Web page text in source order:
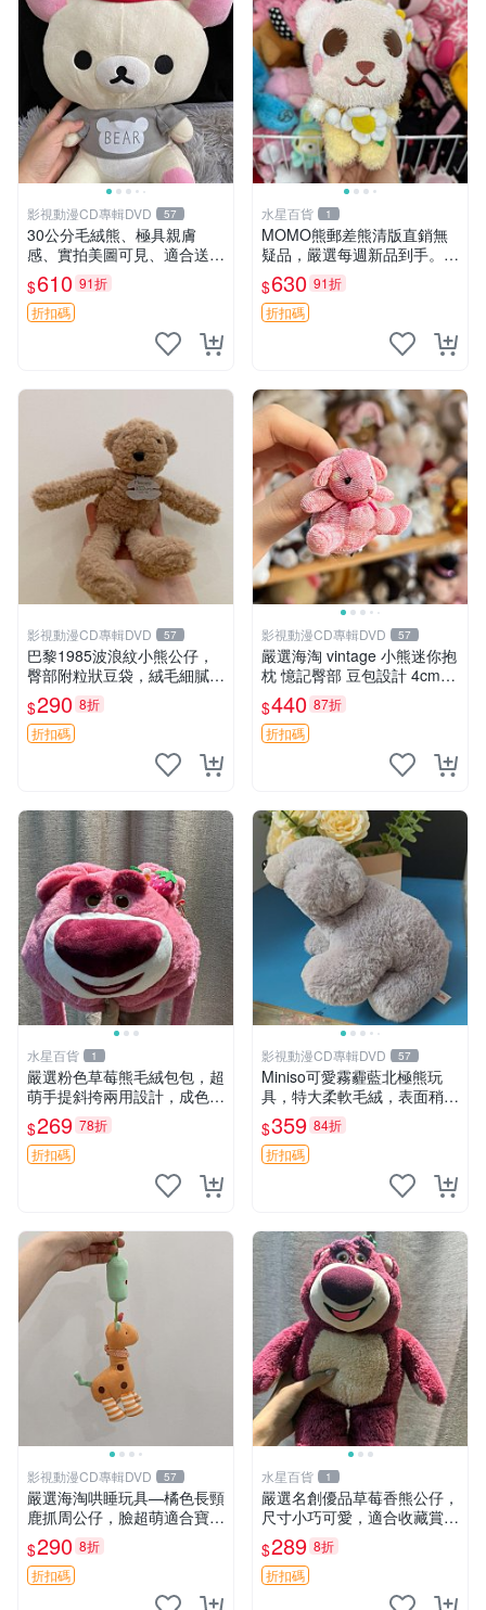
影視動漫CD專輯DVD 57
30公分毛絨熊、極具親膚
感、實拍美圖可見、適合送禮
收藏 毛絨熊 送禮 熊抱
$610 91折
折扣碼
水星百貨 1
MOMO熊郵差熊清版直銷無
疑品，嚴選每週新品到手。紅
薯啵啵鮮果間 郵差熊 清版 紅
薯啵啵間
$630 91折
折扣碼
影視動漫CD專輯DVD 57
巴黎1985波浪紋小熊公仔，
臀部附粒狀豆袋，絨毛細膩臉
部可愛，中古嚴選推薦 小熊
公仔 豆袋
$290 8折
折扣碼
影視動漫CD專輯DVD 57
嚴選海淘 vintage 小熊迷你抱
枕 憶記臀部 豆包設計 4cm
高 推薦收藏 迷你豆包小熊、
高臀部、豆袋抱枕
$440 87折
折扣碼
水星百貨 1
嚴選粉色草莓熊毛絨包包，超
萌手提斜挎兩用設計，成色上
佳容量大 粉紅草莓 毛絨包 超
大容量
$269 78折
折扣碼
影視動漫CD專輯DVD 57
Miniso可愛霧霾藍北極熊玩
具，特大柔軟毛絨，表面稍有
使用痕跡，適合居家擺放 23
CM 毛絨玩具 北極熊 魯班熊
$359 84折
折扣碼
影視動漫CD專輯DVD 57
嚴選海淘哄睡玩具—橘色長頸
鹿抓周公仔，臉超萌適合寶寶
陪伴，中古略有使用痕跡 橘
色 長頸鹿 抓周
$290 8折
折扣碼
水星百貨 1
嚴選名創優品草莓香熊公仔，
尺寸小巧可愛，適合收藏賞玩
30cm 玩具 公仔 草莓熊
$289 8折
折扣碼